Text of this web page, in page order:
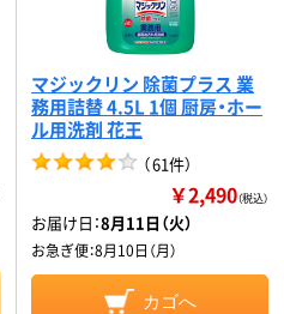
マジックリン 除菌プラス 業
務用詰替 4.5L 1個 厨房・ホー
ル用洗剤 花王
（61件）
￥2,490（税込）
お届け日：8月11日（火）
お急ぎ便：8月10日（月）
カゴへ